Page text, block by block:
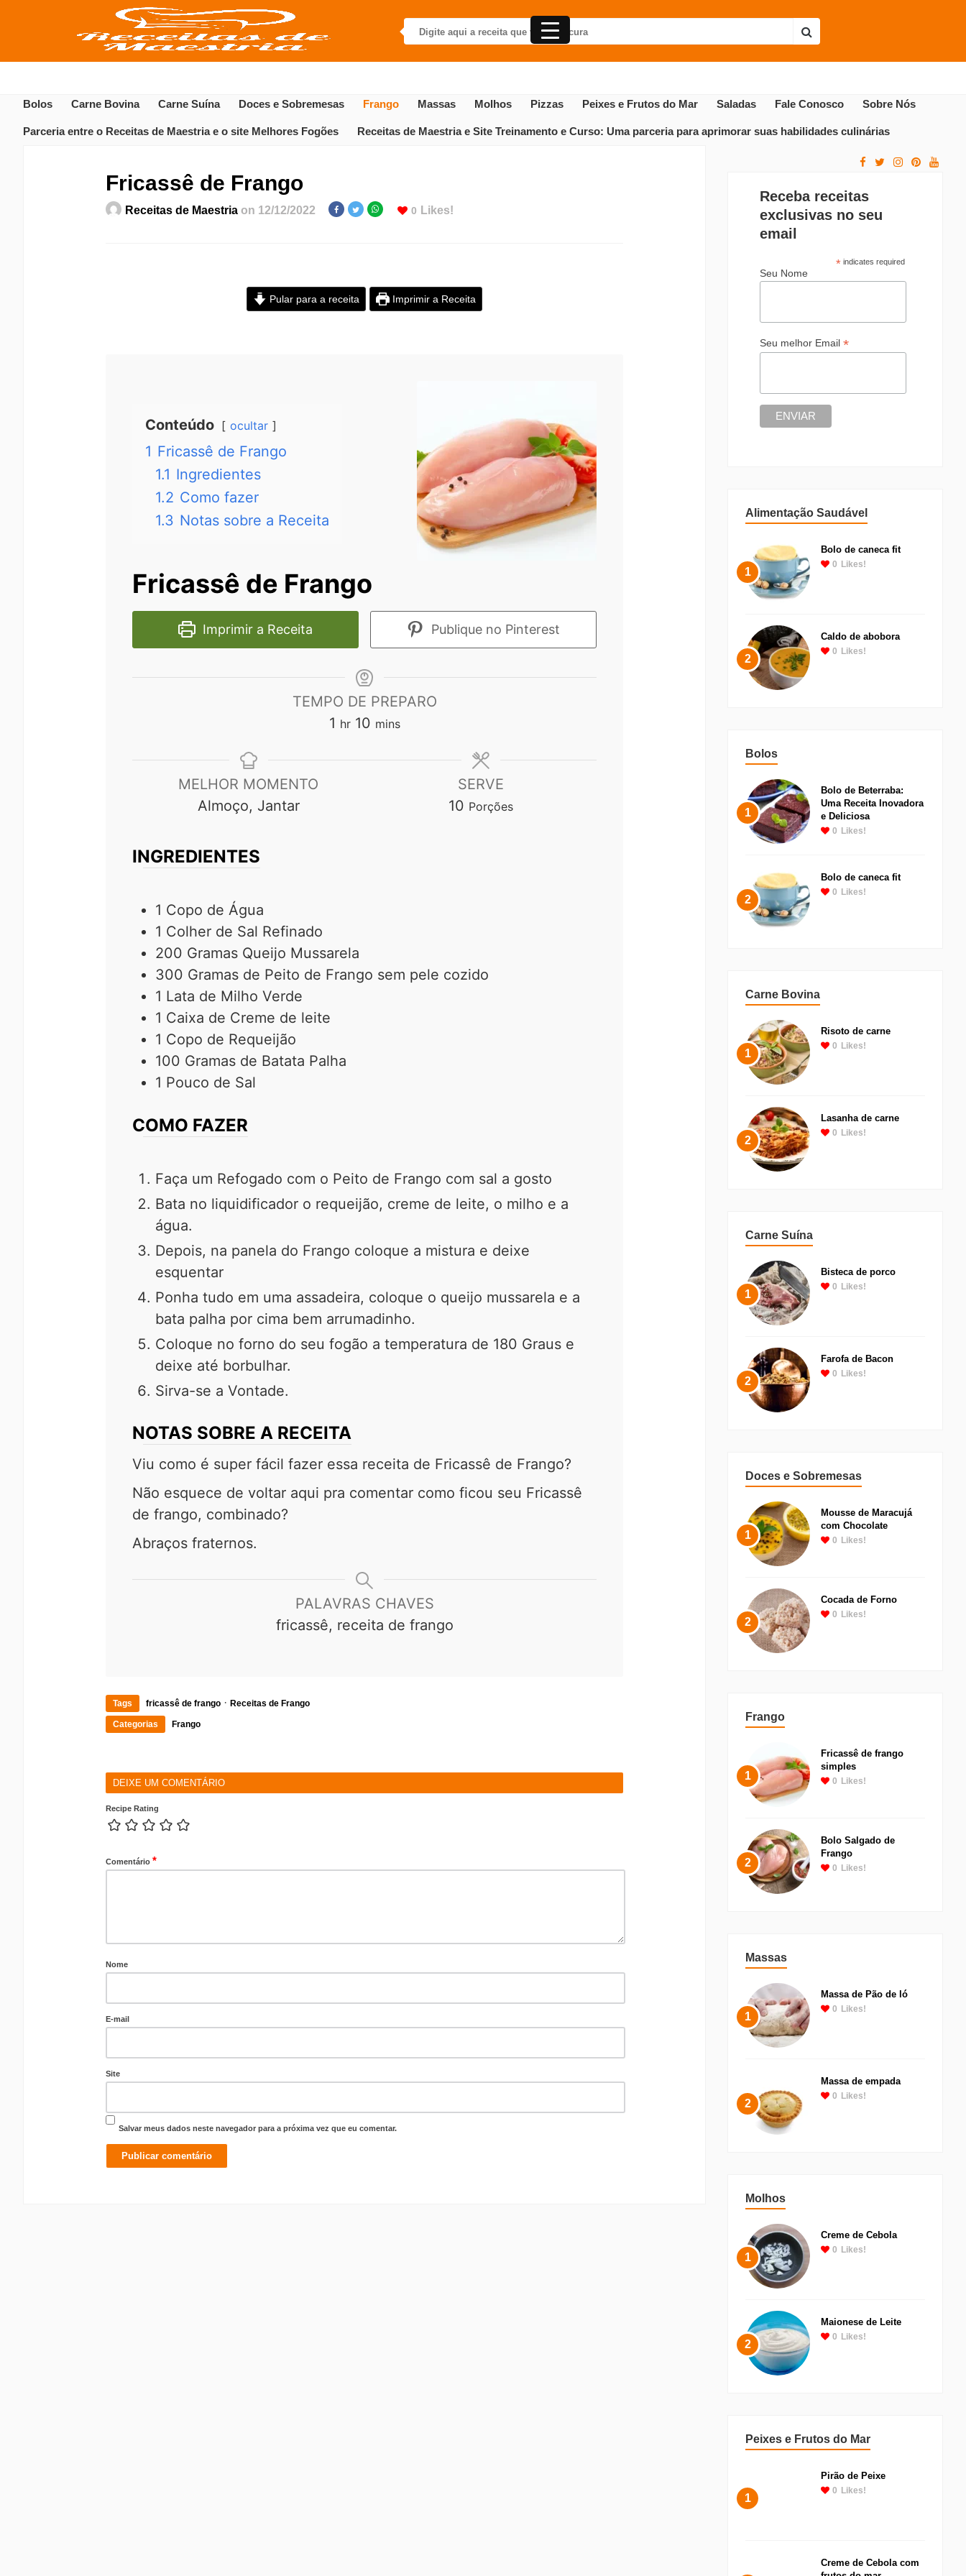
Bolos Carne Bovina Carne Suína Doces e Sobremesas Frango Massas Molhos Pizzas Peixes e Frutos do Mar Saladas Fale Conosco Sobre Nós
Parceria entre o Receitas de Maestria e o site Melhores Fogões Receitas de Maestria e Site Treinamento e Curso: Uma parceria para aprimorar suas habilidades culinárias
Fricassê de Frango
Receitas de Maestria on 12/12/2022 0 Likes!
Pular para a receita Imprimir a Receita
Conteúdo ocultar
1 Fricassê de Frango
1.1 Ingredientes
1.2 Como fazer
1.3 Notas sobre a Receita
Fricassê de Frango
Imprimir a Receita Publique no Pinterest
TEMPO DE PREPARO
1 hour
hr 10minutes
mins
MELHOR MOMENTO
Almoço, Jantar
SERVE
10 Porções
INGREDIENTES
1 Copo de Água
1 Colher de Sal Refinado
200 Gramas Queijo Mussarela
300 Gramas de Peito de Frango sem pele cozido
1 Lata de Milho Verde
1 Caixa de Creme de leite
1 Copo de Requeijão
100 Gramas de Batata Palha
1 Pouco de Sal
COMO FAZER
Faça um Refogado com o Peito de Frango com sal a gosto
Bata no liquidificador o requeijão, creme de leite, o milho e a
água.
Depois, na panela do Frango coloque a mistura e deixe
esquentar
Ponha tudo em uma assadeira, coloque o queijo mussarela e a
bata palha por cima bem arrumadinho.
Coloque no forno do seu fogão a temperatura de 180 Graus e
deixe até borbulhar.
Sirva-se a Vontade.
NOTAS SOBRE A RECEITA
Viu como é super fácil fazer essa receita de Fricassê de Frango?
Não esquece de voltar aqui pra comentar como ficou seu Fricassê
de frango, combinado?
Abraços fraternos.
PALAVRAS CHAVES
fricassê, receita de frango
Tags fricassê de frango · Receitas de Frango
Categorias Frango
DEIXE UM COMENTÁRIO
Recipe Rating
Comentário *
Nome
E-mail
Site
Salvar meus dados neste navegador para a próxima vez que eu comentar.
Receba receitas
exclusivas no seu
email
*indicates required
Seu Nome
Seu melhor Email *
Alimentação Saudável
1
Bolo de caneca fit
0 Likes!
2
Caldo de abobora
0 Likes!
Bolos
1
Bolo de Beterraba:
Uma Receita Inovadora
e Deliciosa
0 Likes!
2
Bolo de caneca fit
0 Likes!
Carne Bovina
1
Risoto de carne
0 Likes!
2
Lasanha de carne
0 Likes!
Carne Suína
1
Bisteca de porco
0 Likes!
2
Farofa de Bacon
0 Likes!
Doces e Sobremesas
1
Mousse de Maracujá
com Chocolate
0 Likes!
2
Cocada de Forno
0 Likes!
Frango
1
Fricassê de frango
simples
0 Likes!
2
Bolo Salgado de
Frango
0 Likes!
Massas
1
Massa de Pão de ló
0 Likes!
2
Massa de empada
0 Likes!
Molhos
1
Creme de Cebola
0 Likes!
2
Maionese de Leite
0 Likes!
Peixes e Frutos do Mar
1
Pirão de Peixe
0 Likes!
Creme de Cebola com